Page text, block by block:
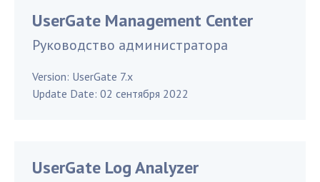
UserGate Management Center
Руководство администратора
Version: UserGate 7.x
Update Date: 02 сентября 2022
UserGate Log Analyzer